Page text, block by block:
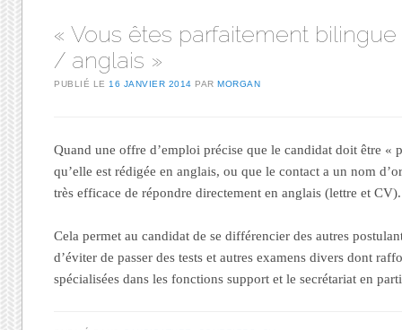
« Vous êtes parfaitement
/ anglais »
PUBLIÉ LE 16 JANVIER 2014 PARMORGAN
Quand une offre d’emploi précise que le candidat doit être «
qu’elle est rédigée en anglais, ou que le contact a un nom
très efficace de répondre directement en anglais (lettre et CV).
Cela permet au candidat de se différencier des autres
d’éviter de passer des tests et autres examens divers dont
spécialisées dans les fonctions support et le secrétariat en